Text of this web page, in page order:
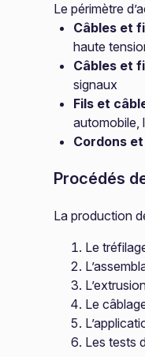
Le périmètre
Câbles et
haute
Câbles et
signaux
Fils et
automobile,
Cordons
Procédés
La production
Le
Le
Les tests